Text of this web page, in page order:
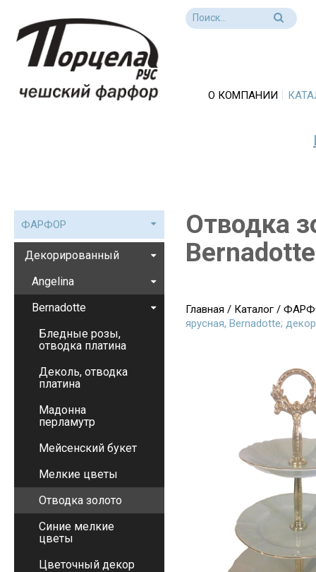
О КОМПАНИИ
Отводка
Главная / Каталог/
ярусная, Bernadotte;
ФАРФОР
Декорированный
Angelina
Bernadotte
Бледные розы,
отводка платина
Деколь, отводка
платина
Мадонна
перламутр
Мейсенский букет
Мелкие цветы
Отводка золото
Синие мелкие
цветы
Цветочный декор